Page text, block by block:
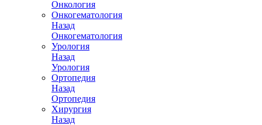
Онкология
Онкогематология
Назад
Онкогематология
Урология
Назад
Урология
Ортопедия
Назад
Ортопедия
Хирургия
Назад